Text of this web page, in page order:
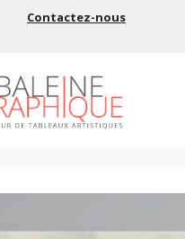
Contactez-nous